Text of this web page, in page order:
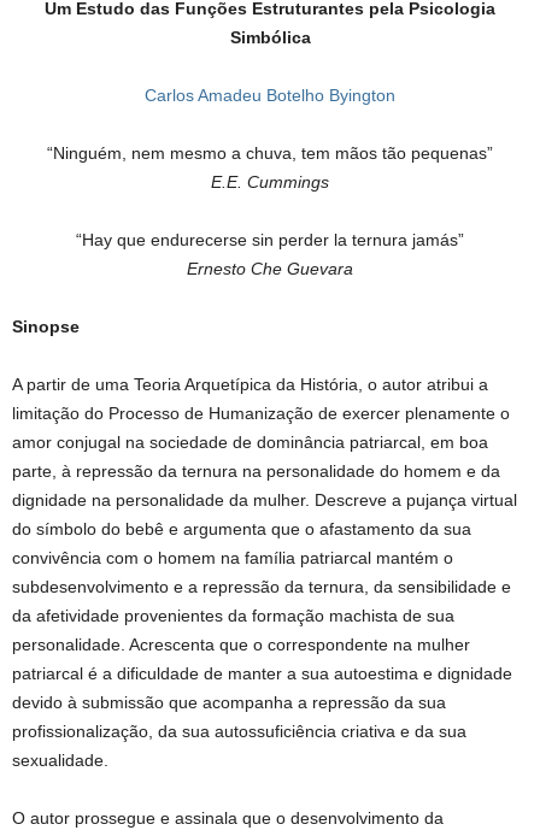
Um Estudo das Funções Estruturantes pela Psicologia
Simbólica
Carlos Amadeu Botelho Byington
“Ninguém, nem mesmo a chuva, tem mãos tão pequenas”
E.E. Cummings
“Hay que endurecerse sin perder la ternura jamás”
Ernesto Che Guevara
Sinopse
A partir de uma Teoria Arquetípica da História, o autor atribui a
limitação do Processo de Humanização de exercer plenamente o
amor conjugal na sociedade de dominância patriarcal, em boa
parte, à repressão da ternura na personalidade do homem e da
dignidade na personalidade da mulher. Descreve a pujança virtual
do símbolo do bebê e argumenta que o afastamento da sua
convivência com o homem na família patriarcal mantém o
subdesenvolvimento e a repressão da ternura, da sensibilidade e
da afetividade provenientes da formação machista de sua
personalidade. Acrescenta que o correspondente na mulher
patriarcal é a dificuldade de manter a sua autoestima e dignidade
devido à submissão que acompanha a repressão da sua
profissionalização, da sua autossuficiência criativa e da sua
sexualidade.
O autor prossegue e assinala que o desenvolvimento da